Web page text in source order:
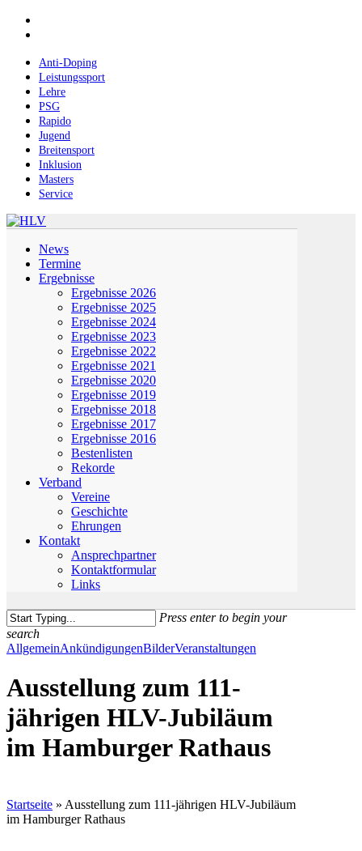
Skip
contentAnti-Doping
Leistungssport
Lehre
PSG
Rapido
Jugend
Breitensport
Inklusion
Masters
Service
News
Termine
Ergebnisse
Ergebnisse 2026
Ergebnisse 2025
Ergebnisse 2024
Ergebnisse 2023
Ergebnisse 2022
Ergebnisse 2021
Ergebnisse 2020
Ergebnisse 2019
Ergebnisse 2018
Ergebnisse 2017
Ergebnisse 2016
Bestenlisten
Rekorde
Verband
Vereine
Geschichte
Ehrungen
Kontakt
Ansprechpartner
Kontaktformular
Links
Press enter to begin your
search
Close
AllgemeinAnkündigungenBilderVeranstaltungen
Ausstellung zum 111-
jährigen HLV-Jubiläum
im Hamburger Rathaus
Startseite » Ausstellung zum 111-jährigen HLV-Jubiläum
im Hamburger Rathaus